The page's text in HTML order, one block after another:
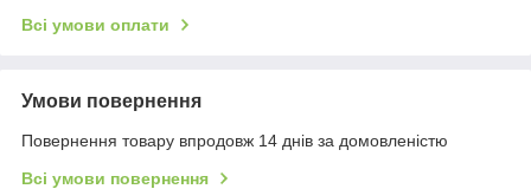
Всі умови оплати
Умови повернення
Повернення товару впродовж 14 днів за домовленістю
Всі умови повернення